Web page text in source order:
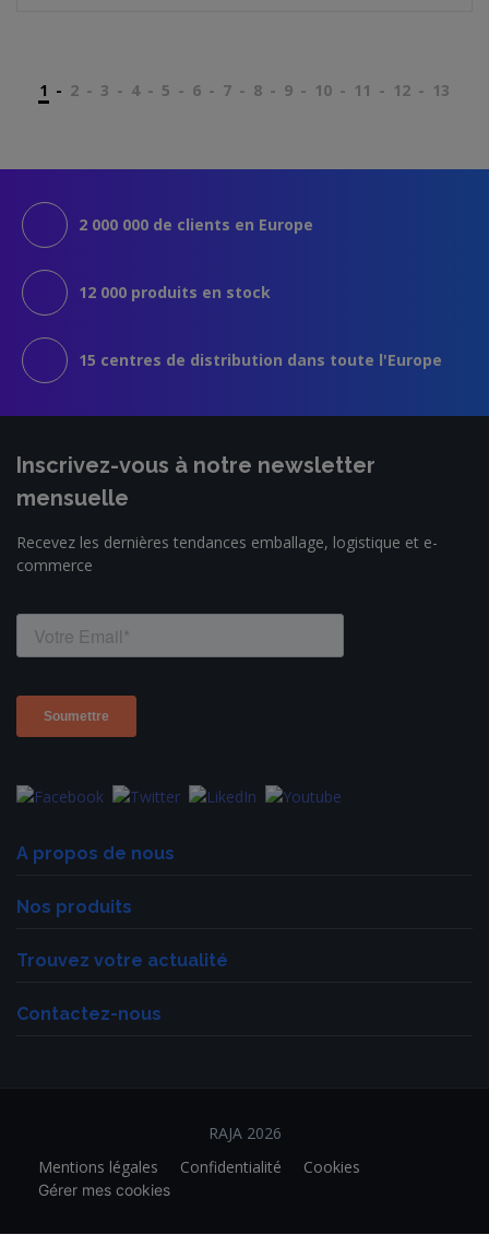
1 - 2 - 3 - 4 - 5 - 6 - 7 - 8 - 9 - 10 - 11 - 12 - 13
2 000 000 de clients en Europe
12 000 produits en stock
15 centres de distribution dans toute l'Europe
Inscrivez-vous à notre newsletter
mensuelle
Recevez les dernières tendances emballage, logistique et e-
commerce
A propos de nous
Nos produits
Trouvez votre actualité
Contactez-nous
RAJA 2026
Mentions légales
Confidentialité Cookies
Gérer mes cookies